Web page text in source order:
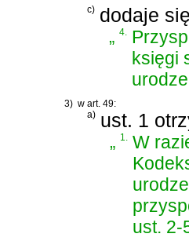
c) dodaje
„ 4.
księgi
3) w art. 49:
a) ust. 1
„ 1. W
ust. 2-